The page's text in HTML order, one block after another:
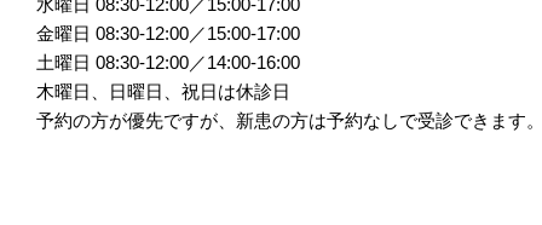
水曜日 08:30-12:00／15:00-17:00
金曜日 08:30-12:00／15:00-17:00
土曜日 08:30-12:00／14:00-16:00
木曜日、日曜日、祝日は休診日
予約の方が優先ですが、新患の方は予約なしで受診できます